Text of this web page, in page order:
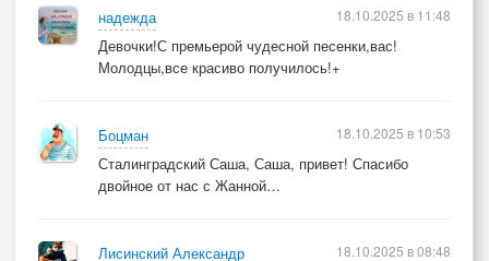
надежда
Девочки!С премьерой чудесной песенки,вас!
Молодцы,все красиво получилось!+
18.10.2025 в 11:48
Боцман
Сталинградский Саша, Саша, привет! Спасибо
двойное от нас с Жанной…
18.10.2025 в 10:53
Лисинский Александр
18.10.2025 в 08:48